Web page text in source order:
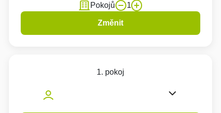
Pokojů 1
Změnit
1. pokoj